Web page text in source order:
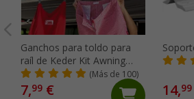
Ganchos para toldo para
raíl de Keder Kit Awning
Hangers Fiamma(Más de 100)
7,99 € 14,99